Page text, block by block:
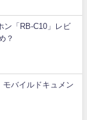
ン「RB-C10」レビ
？
モバイルドキュメン